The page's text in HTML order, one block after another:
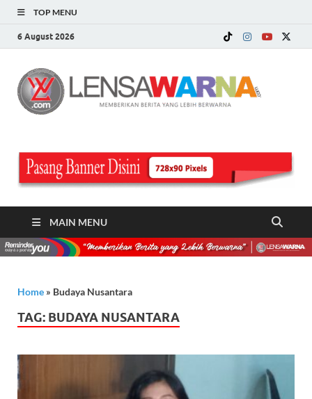
TOP MENU
6 August 2026
MAIN MENU
Home » Budaya Nusantara
TAG: BUDAYA NUSANTARA